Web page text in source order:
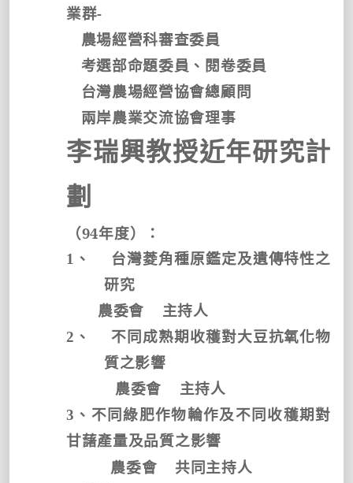
業群-
農場經營科審查委員
考選部命題委員、閱卷委員
台灣農場經營協會總顧問
兩岸農業交流協會理事
李瑞興教授近年研究計
劃
（94年度）：
1 、
台灣菱角種原鑑定及遺傳特性之
研究
農委會
主持人
2 、
不同成熟期收穫對大豆抗氧化物
質之影響
農委會
主持人
3 、不同綠肥作物輪作及不同收穫期對
甘藷產量及品質之影響
農委會 共同主持人